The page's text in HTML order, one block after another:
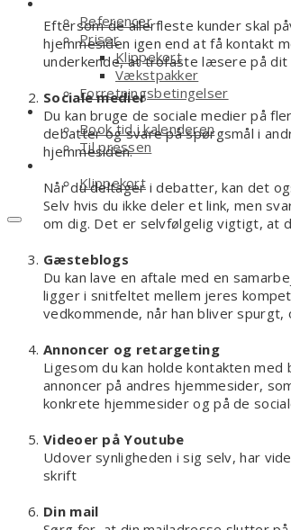
Referencer
Priser
Klippekort
Vækstpakker
Forretningsbetingelser
Kontakt
Book tid i kalenderen
Til pressen
Shop
Klippekort
Eftersom de allerfleste kunder skal
hjemmesiden igen end at få kontakt
underkende, at trofaste læsere på
Sociale medier
Du kan bruge de sociale medier på
debatter og svare på spørgsmål i
hjemmesiden.
Når du deltager i debatter, kan det
Selv hvis du ikke deler et link, men
om dig. Det er selvfølgelig vigtigt, at
Gæsteblogs
Du kan lave en aftale med en
ligger i snitfeltet mellem jeres
vedkommende, når han bliver
Annoncer og retargeting
Ligesom du kan holde kontakten
annoncer på andres hjemmesider,
konkrete hjemmesider og på de
Videoer på Youtube
Udover synligheden i sig selv, har
skrift
Din mail